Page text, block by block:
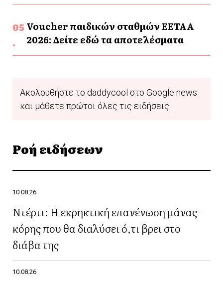
Voucher παιδικών σταθμών ΕΕΤΑΑ
2026: Δείτε εδώ τα αποτελέσματα
Ακολουθήστε το daddycool στο Google news
και μάθετε πρώτοι όλες τις ειδήσεις
Ροή ειδήσεων
10.08.26
Ντέρτι: Η εκρηκτική επανένωση μάνας-
κόρης που θα διαλύσει ό,τι βρει στο
διάβα της
10.08.26